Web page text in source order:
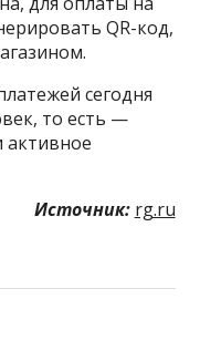
QR-код,
сегодня
то есть —
активное
Источник: rg.ru